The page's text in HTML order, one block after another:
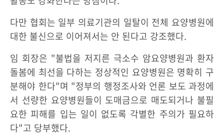
다만 협회는 일부 의료기관의 일탈이 전체 요양병원에
대한 불신으로 이어져서는 안 된다고 강조했다.
임 회장은 "불법을 저지른 극소수 암요양병원과 환자
돌봄에 최선을 다하는 정상적인 요양병원은 명확히 구
분해야 한다"며 "정부의 행정조사와 언론 보도 과정에
서 선량한 요양병원들이 도매금으로 매도되거나 불필
요한 피해를 입는 일이 없도록 각별한 주의가 필요하
다"고 당부했다.